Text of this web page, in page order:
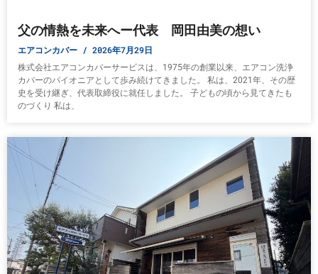
父の情熱を未来へー代表 岡田由美の想い
エアコンカバー 2026年7月29日
株式会社エアコンカバーサービスは、1975年の創業以来、エアコン洗浄
カバーのパイオニアとして歩み続けてきました。 私は、2021年、その歴
史を受け継ぎ、代表取締役に就任しました。 子どもの頃から見てきたも
のづくり 私は、